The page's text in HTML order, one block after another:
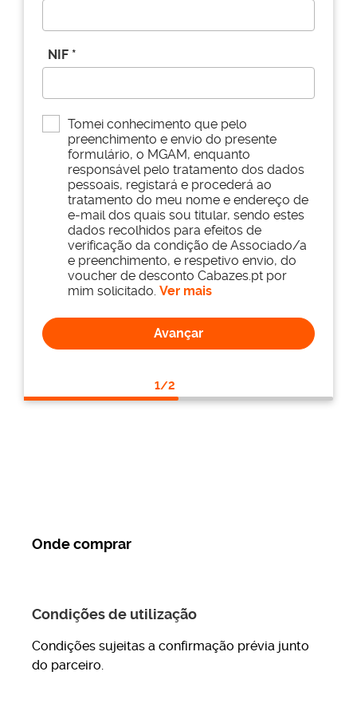
vista a melhor planear (e calcular) o seu futuro. Deve
confirmar, ainda, o seguinte:
Necessidade de pedir formulários
Se há países que enviam aos trabalhadores um
formulário para solicitar a pensão na aproximação da
idade legal da reforma, outros há que contam com a
proatividade dos trabalhadores, o que significa que
terão de ser os próprios a requisitar o documento;
Existência de um mínimo de anos de descontos
Em Portugal, o prazo mínimo de contribuições para a
Segurança Social é de 15 anos. No entanto, este
parâmetro varia de acordo com o país;
MAIS RECENTES
e como pedir a sua
Ler mais
1/2
NIF *
Tomei conhecimento que pelo
preenchimento e envio do presente
formulário, o MGAM, enquanto
responsável pelo tratamento dos dados
pessoais, registará e procederá ao
tratamento do meu nome e endereço de
e-mail dos quais sou titular, sendo estes
dados recolhidos para efeitos de
verificação da condição de Associado/a
e preenchimento, e respetivo envio, do
voucher de desconto Cabazes.pt por
mim solicitado. Ver mais
Avançar
Onde comprar
Condições de utilização
Condições sujeitas a confirmação prévia junto
do parceiro.